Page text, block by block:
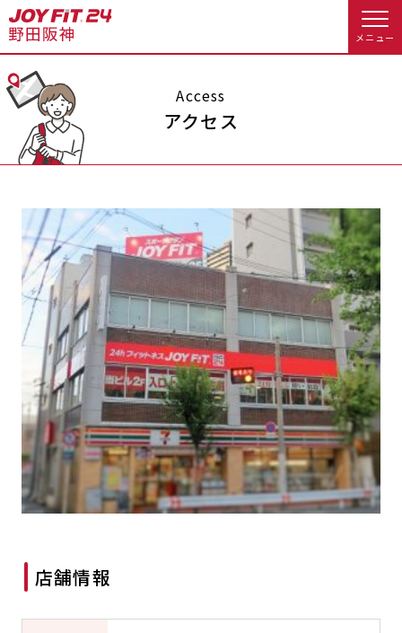
メニュー
店舗トップ
会員様へのお知らせ 予約する
休会お手続き オプション料金
アクセス 店舗情報・サービス
よくあるご質問 店舗へのお問い合わせ
入会のお手続きをする
入会するトップ
Appで入会手続き料金・サービス等詳しく見る
入会を悩まれている方へトップ
キャンペーン 料金のご案内
アクセス 店舗情報・サービス
見学・体験 入会方法
よくあるご質問
JOYFIT総合トップ JOYFIT
JOYFIT24 JOYFIT YOGA
JOYFIT+ 店舗を探す
Access
アクセス
店舗情報